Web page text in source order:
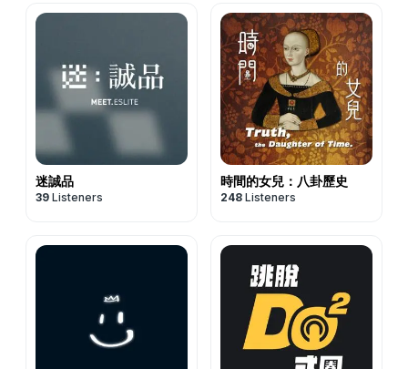
迷誠品
39 Listeners
時間的女兒：八卦歷史
248 Listeners